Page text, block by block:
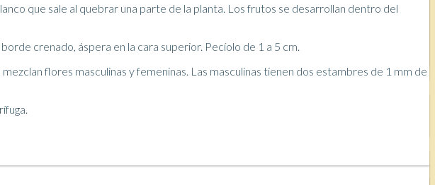
que sale al quebrar una parte de la planta. Los frutos se desarrollan dentro del
crenado, áspera en la cara superior. Pecíolo de 1 a 5 cm.
flores masculinas y femeninas. Las masculinas tienen dos estambres de 1 mm de